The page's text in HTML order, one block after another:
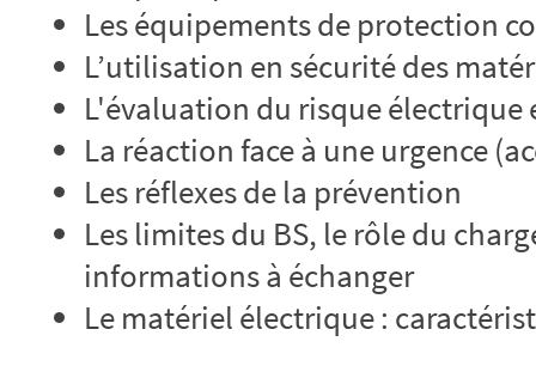
Les équipements de protection
L’utilisation en sécurité des
L'évaluation du risque
La réaction face à une urgence
Les réflexes de la prévention
Les limites du BS, le rôle du
informations à échanger
Le matériel électrique :